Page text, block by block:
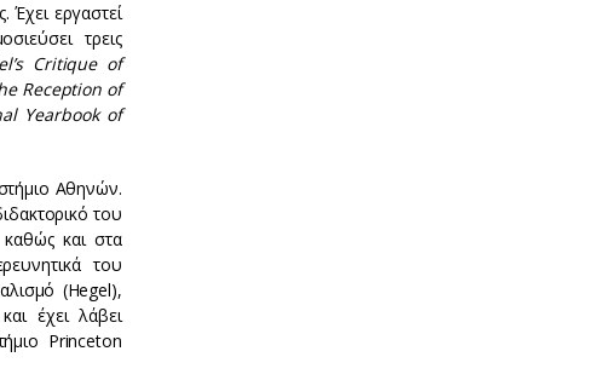
Έχει εργαστεί
τρεις
Critique of
Reception of
Yearbook of
Αθηνών.
του
καθώς και στα
του
(Hegel),
έχει λάβει
Princeton